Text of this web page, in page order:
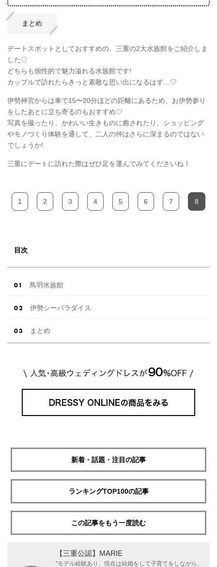
まとめ
デートスポットとしておすすめの、三重の2大水族館をご紹介しま
した♡
どちらも個性的で魅力溢れる水族館です!
カップルで訪れたらきっと素敵な思い出になるはず…♡
伊勢神宮からは車で15〜20分ほどの距離にあるため、お伊勢参り
をしたあとに立ち寄るのもおすすめ♡
写真を撮ったり、かわいい生きものに癒されたり、ショッピング
やモノづくり体験を通して、二人の仲はさらに深まるのではない
でしょうか!
三重にデートに訪れた際はぜひ足を運んでみてくださいね！
1 2 3 4 5 6 7 8
目次
鳥羽水族館
伊勢シーパラダイス
まとめ
新着・話題・注目の記事
ランキングTOP100の記事
この記事をもう一度読む
【三重公認】MARIE
"モデル経験あり、現在は結婚をして子育てをしながら、